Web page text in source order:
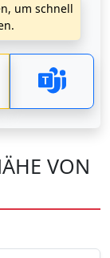
um schnell
VON